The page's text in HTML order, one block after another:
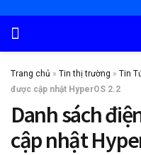
Trang chủ » Tin thị trường » Tin
được cập nhật HyperOS 2.2
Danh sách
cập nhật